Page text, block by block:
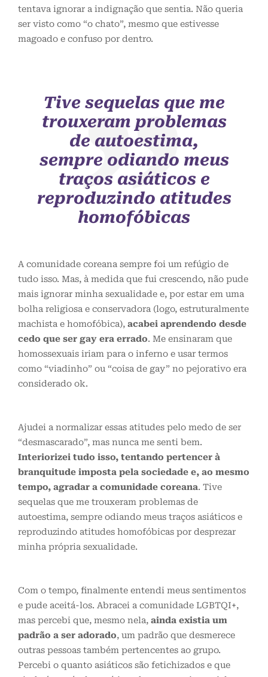
tentava ignorar a indignação que sentia. Não queria
ser visto como “o chato”, mesmo que estivesse
magoado e confuso por dentro.
Tive sequelas que me
trouxeram problemas
de autoestima,
sempre odiando meus
traços asiáticos e
reproduzindo atitudes
homofóbicas
A comunidade coreana sempre foi um refúgio de
tudo isso. Mas, à medida que fui crescendo, não pude
mais ignorar minha sexualidade e, por estar em uma
bolha religiosa e conservadora (logo, estruturalmente
machista e homofóbica), acabei aprendendo desde
cedo que ser gay era errado. Me ensinaram que
homossexuais iriam para o inferno e usar termos
como “viadinho” ou “coisa de gay” no pejorativo era
considerado ok.
Ajudei a normalizar essas atitudes pelo medo de ser
“desmascarado”, mas nunca me senti bem.
Interiorizei tudo isso, tentando pertencer à
branquitude imposta pela sociedade e, ao mesmo
tempo, agradar a comunidade coreana. Tive
sequelas que me trouxeram problemas de
autoestima, sempre odiando meus traços asiáticos e
reproduzindo atitudes homofóbicas por desprezar
minha própria sexualidade.
Com o tempo, finalmente entendi meus sentimentos
e pude aceitá-los. Abracei a comunidade LGBTQI+,
mas percebi que, mesmo nela, ainda existia um
padrão a ser adorado, um padrão que desmerece
outras pessoas também pertencentes ao grupo.
Percebi o quanto asiáticos são fetichizados e que